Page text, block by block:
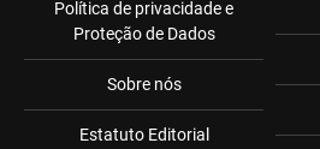
Política de privacidade e
Proteção de Dados
Sobre nós
Estatuto Editorial